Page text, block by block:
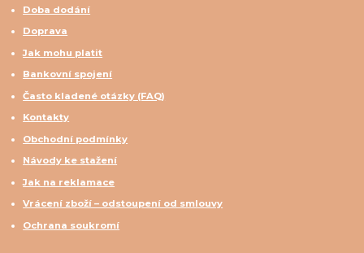
Doba dodání
Doprava
Jak mohu platit
Bankovní spojení
Často kladené otázky (FAQ)
Kontakty
Obchodní podmínky
Návody ke stažení
Jak na reklamace
Vrácení zboží – odstoupení od smlouvy
Ochrana soukromí